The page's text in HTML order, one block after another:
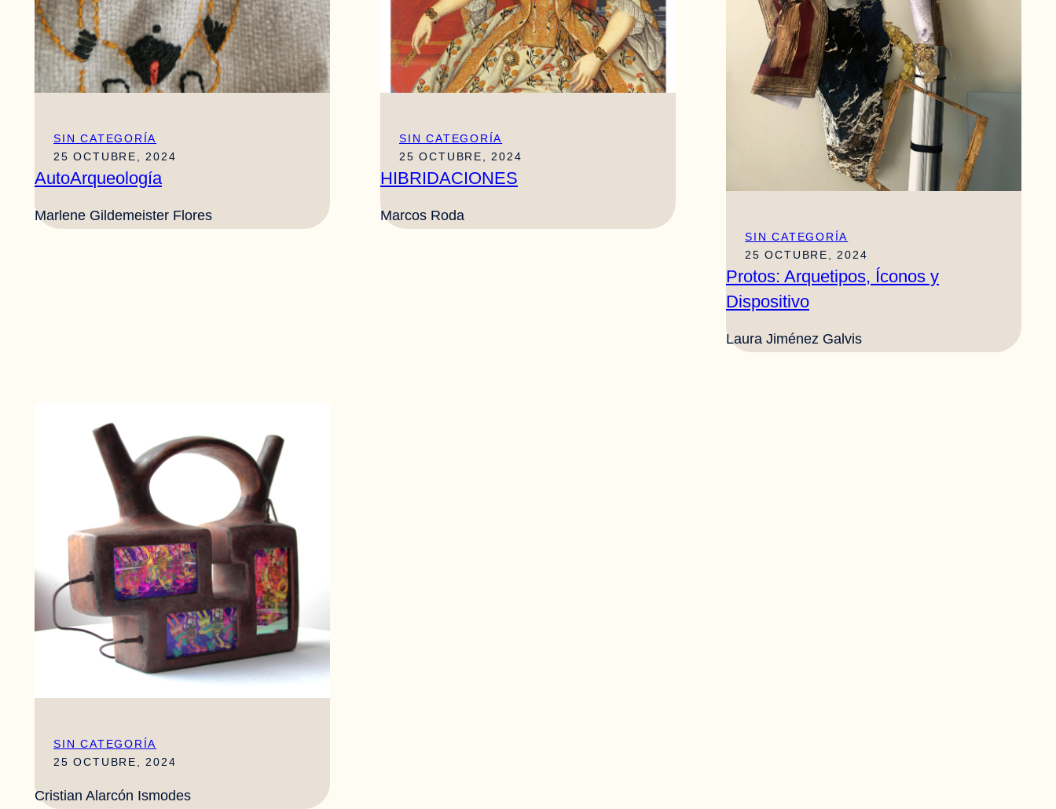
SIN CATEGORÍA
25 OCTUBRE, 2024
AutoArqueología
Marlene Gildemeister Flores
SIN CATEGORÍA
25 OCTUBRE, 2024
HIBRIDACIONES
Marcos Roda
SIN CATEGORÍA
25 OCTUBRE, 2024
Protos: Arquetipos, Íconos y
Dispositivo
Laura Jiménez Galvis
SIN CATEGORÍA
25 OCTUBRE, 2024
Cristian Alarcón Ismodes